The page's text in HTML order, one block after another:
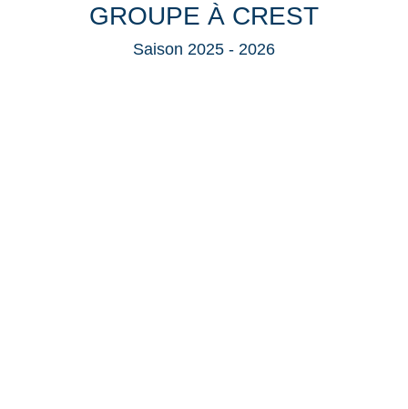
GROUPE À CREST
Saison 2025 - 2026